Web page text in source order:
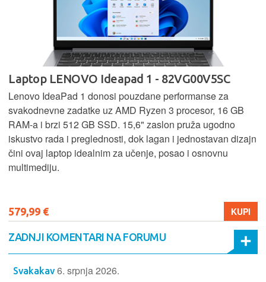
Laptop LENOVO Ideapad 1 - 82VG00V5SC
Lenovo IdeaPad 1 donosi pouzdane performanse za
svakodnevne zadatke uz AMD Ryzen 3 procesor, 16 GB
RAM-a i brzi 512 GB SSD. 15,6" zaslon pruža ugodno
iskustvo rada i preglednosti, dok lagan i jednostavan dizajn
čini ovaj laptop idealnim za učenje, posao i osnovnu
multimediju.
579,99 € KUPI
ZADNJI KOMENTARI NA FORUMU
Svakakav 6. srpnja 2026.